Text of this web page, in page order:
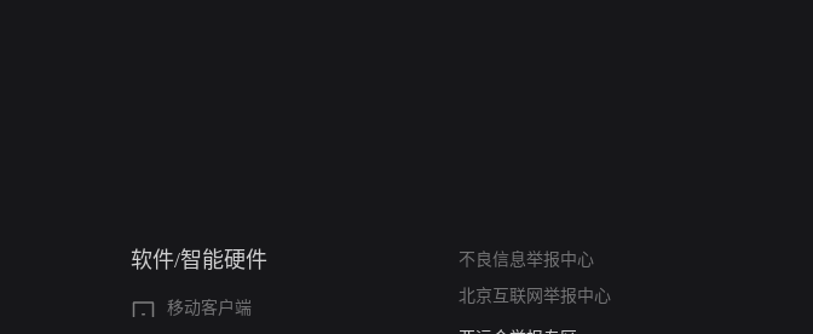
软件/智能硬件
移动客户端
不良信息举报中心
北京互联网举报中心
算法推荐专项举报